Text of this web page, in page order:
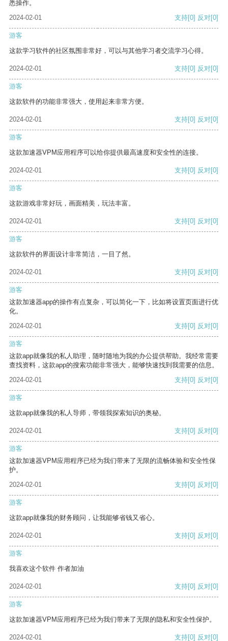
悉操作。
2024-02-01
支持[0] 反对[0]
游客
这款学习软件的社区氛围非常好，可以与其他学习者交流学习心得。
2024-02-01 支持[0] 反对[0]
游客
这款软件的功能非常强大，使用起来非常方便。
2024-02-01 支持[0] 反对[0]
游客
这款加速器VPM应用程序可以给你提供最高速度和安全性的连接。
2024-02-01 支持[0] 反对[0]
游客
这款游戏非常好玩，画面精美，玩法丰富。
2024-02-01 支持[0] 反对[0]
游客
这款软件的界面设计非常简洁，一目了然。
2024-02-01 支持[0] 反对[0]
游客
这款加速器app的操作有点复杂，可以简化一下，比如将设置页面进行优
化。
2024-02-01
支持[0] 反对[0]
游客
这款app就像我的私人助理，随时随地为我的办公提供帮助。我经常需要
查找资料，这款app的搜索功能非常强大，能够快速找到我需要的信息。
2024-02-01
支持[0] 反对[0]
游客
这款app就像我的私人导师，带领我探索知识的奥秘。
2024-02-01 支持[0] 反对[0]
游客
这款加速器VPM应用程序已经为我们带来了无限的流畅体验和安全性保
护。
2024-02-01
支持[0] 反对[0]
游客
这款app就像我的财务顾问，让我能够省钱又省心。
2024-02-01 支持[0] 反对[0]
游客
我喜欢这个软件 作者加油
2024-02-01 支持[0] 反对[0]
游客
这款加速器VPM应用程序已经为我们带来了无限的隐私和安全性保护。
2024-02-01 支持[0] 反对[0]